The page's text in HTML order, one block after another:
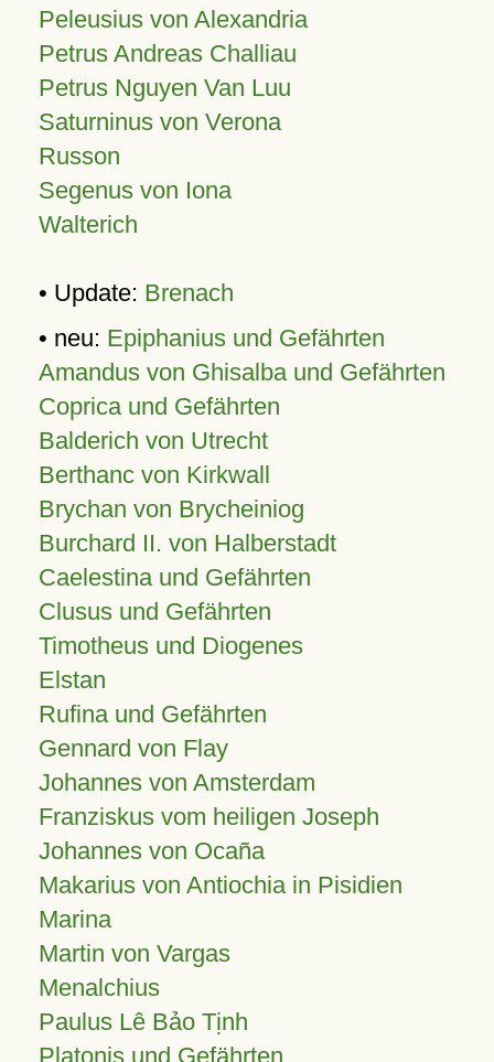
Peleusius von Alexandria
Petrus Andreas Challiau
Petrus Nguyen Van Luu
Saturninus von Verona
Russon
Segenus von Iona
Walterich
• Update: Brenach
• neu: Epiphanius und Gefährten
Amandus von Ghisalba und Gefährten
Coprica und Gefährten
Balderich von Utrecht
Berthanc von Kirkwall
Brychan von Brycheiniog
Burchard II. von Halberstadt
Caelestina und Gefährten
Clusus und Gefährten
Timotheus und Diogenes
Elstan
Rufina und Gefährten
Gennard von Flay
Johannes von Amsterdam
Franziskus vom heiligen Joseph
Johannes von Ocaña
Makarius von Antiochia in Pisidien
Marina
Martin von Vargas
Menalchius
Paulus Lê Bảo Tịnh
Platonis und Gefährten